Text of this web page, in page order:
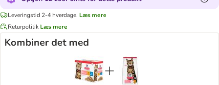
Leveringstid 2-4 hverdage. Læs mere
Returpolitik Læs mere
Kombiner det med